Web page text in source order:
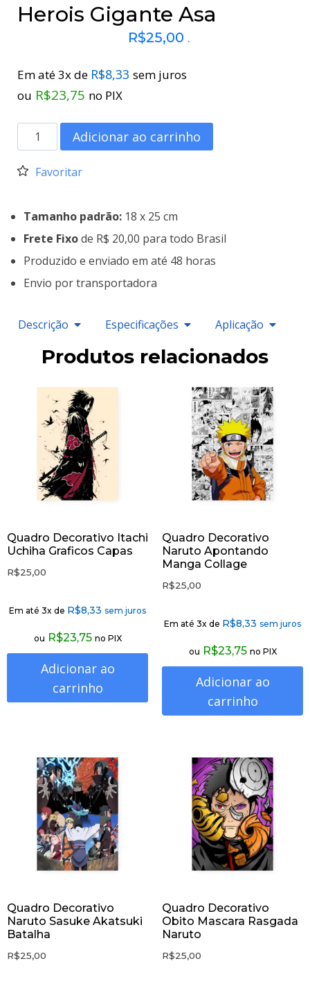
Herois Gigante Asa
R$25,00 .
Em até 3x de R$8,33 sem juros
ou R$23,75 no PIX
Adicionar ao carrinho
Favoritar
Tamanho padrão: 18 x 25 cm
Frete Fixode R$ 20,00 para todo Brasil
Produzido e enviado em até 48 horas
Envio por transportadora
Descrição Especificações Aplicação
Produtos relacionados
Quadro Decorativo Itachi
Uchiha Graficos Capas
R$25,00
Em até 3x de R$8,33 sem juros
ou R$23,75 no PIX
Adicionar ao
carrinho
Quadro Decorativo
Naruto Apontando
Manga Collage
R$25,00
Em até 3x de R$8,33 sem juros
ou R$23,75 no PIX
Adicionar ao
carrinho
Quadro Decorativo
Naruto Sasuke Akatsuki
Batalha
R$25,00
Quadro Decorativo
Obito Mascara Rasgada
Naruto
R$25,00